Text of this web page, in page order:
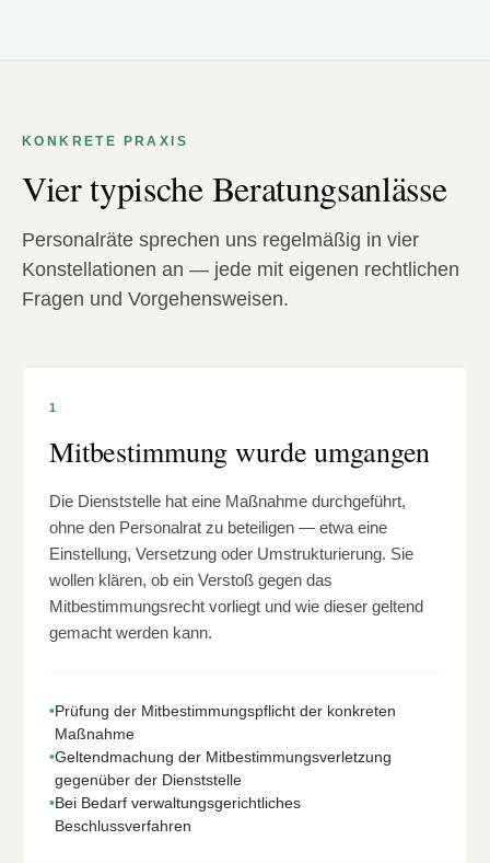
KONKRETE PRAXIS
Vier typische Beratungsanlässe
Personalräte sprechen uns regelmäßig in vier
Konstellationen an — jede mit eigenen rechtlichen
Fragen und Vorgehensweisen.
1
Mitbestimmung wurde umgangen
Die Dienststelle hat eine Maßnahme durchgeführt,
ohne den Personalrat zu beteiligen — etwa eine
Einstellung, Versetzung oder Umstrukturierung. Sie
wollen klären, ob ein Verstoß gegen das
Mitbestimmungsrecht vorliegt und wie dieser geltend
gemacht werden kann.
•Prüfung der Mitbestimmungspflicht der konkreten
Maßnahme
•Geltendmachung der Mitbestimmungsverletzung
gegenüber der Dienststelle
•Bei Bedarf verwaltungsgerichtliches
Beschlussverfahren